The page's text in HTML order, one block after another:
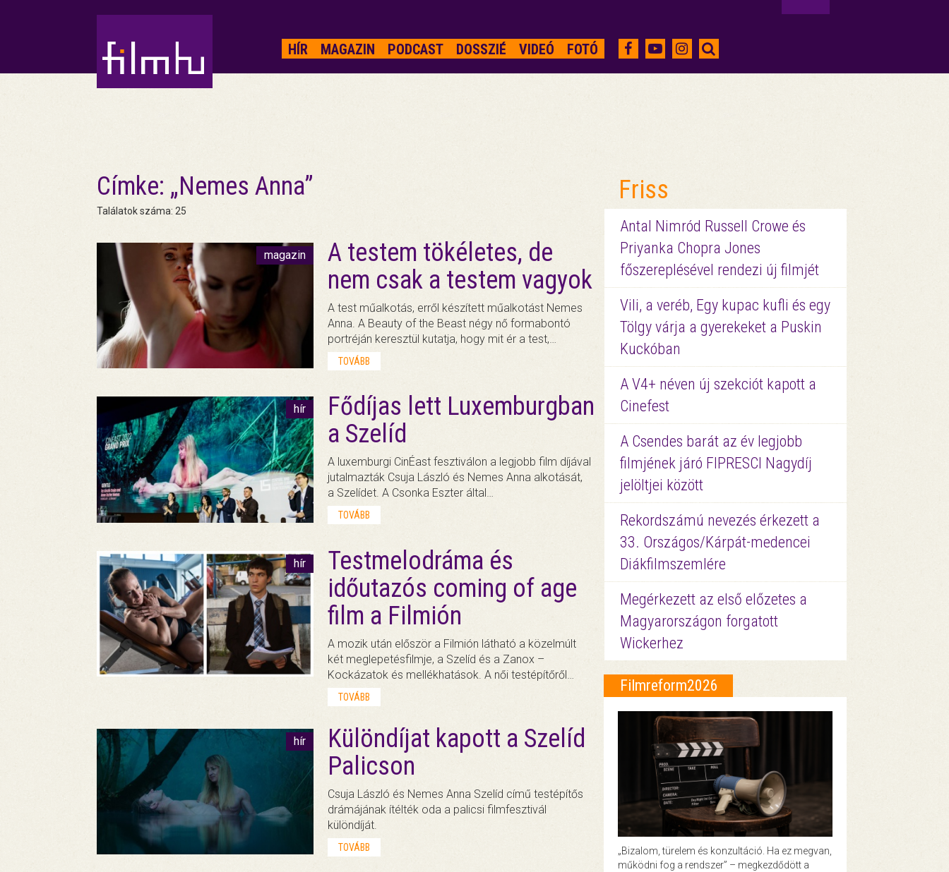
HÍR MAGAZIN PODCAST DOSSZIÉ VIDEÓ FOTÓ
Címke: „Nemes Anna”
Találatok száma: 25
magazin
A testem tökéletes, de
nem csak a testem vagyok
A test műalkotás, erről készített műalkotást Nemes
Anna. A Beauty of the Beast négy nő formabontó
portréján keresztül kutatja, hogy mit ér a test,…
TOVÁBB
hír
Fődíjas lett Luxemburgban
a Szelíd
A luxemburgi CinÉast fesztiválon a legjobb film díjával
jutalmazták Csuja László és Nemes Anna alkotását,
a Szelídet. A Csonka Eszter által…
TOVÁBB
hír
Testmelodráma és
időutazós coming of age
film a Filmión
A mozik után először a Filmión látható a közelmúlt
két meglepetésfilmje, a Szelíd és a Zanox –
Kockázatok és mellékhatások. A női testépítőről…
TOVÁBB
hír
Különdíjat kapott a Szelíd
Palicson
Csuja László és Nemes Anna Szelíd című testépítős
drámájának ítélték oda a palicsi filmfesztivál
különdíját.
TOVÁBB
Friss
Antal Nimród Russell Crowe és
Priyanka Chopra Jones
főszereplésével rendezi új filmjét
Vili, a veréb, Egy kupac kufli és egy
Tölgy várja a gyerekeket a Puskin
Kuckóban
A V4+ néven új szekciót kapott a
Cinefest
A Csendes barát az év legjobb
filmjének járó FIPRESCI Nagydíj
jelöltjei között
Rekordszámú nevezés érkezett a
33. Országos/Kárpát-medencei
Diákfilmszemlére
Megérkezett az első előzetes a
Magyarországon forgatott
Wickerhez
Filmreform2026
„Bizalom, türelem és konzultáció. Ha ez megvan,
működni fog a rendszer” – megkezdődött a